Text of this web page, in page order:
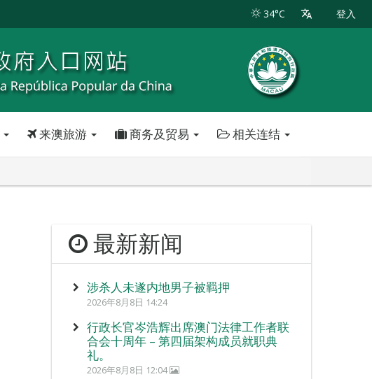
34°C 登入
来澳旅游 商务及贸易 相关连结
最新新闻
涉杀人未遂内地男子被羁押
2026年8月8日 14:24
行政长官岑浩辉出席澳门法律工作者联
合会十周年 – 第四届架构成员就职典
礼。
2026年8月8日 12:04